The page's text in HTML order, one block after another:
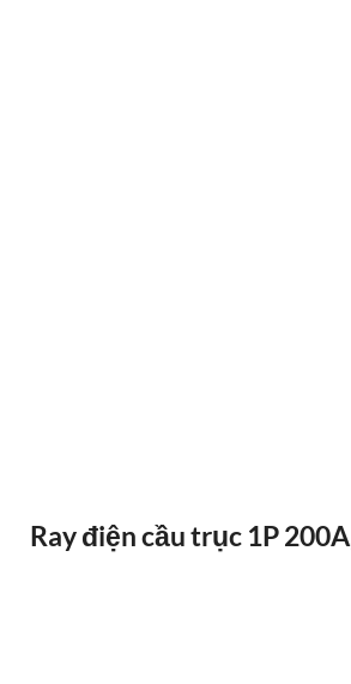
Ray điện cầu trục 1P